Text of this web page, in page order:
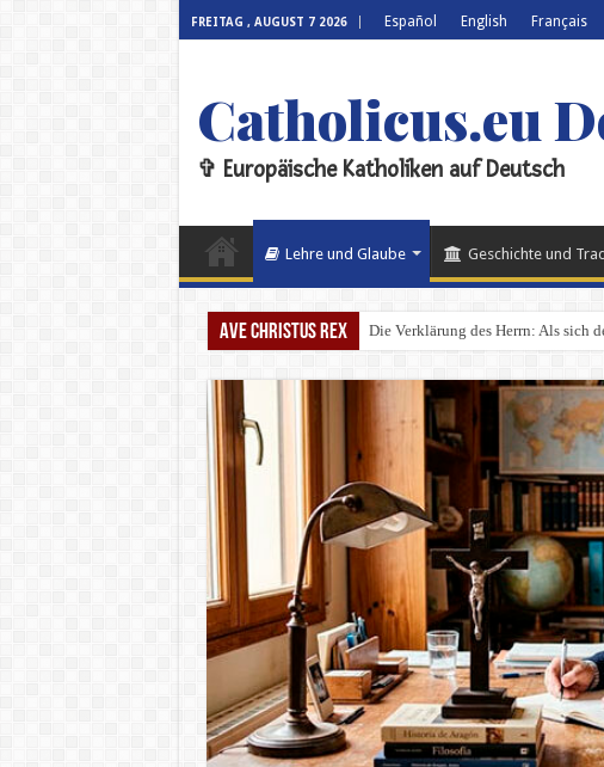
FREITAG , AUGUST 7 2026 Español English Français
Catholicus.eu
✞ Europäische Katholiken auf Deutsch
Lehre und Glaube Geschichte und
Ave Christus Rex Die Verklärung des Herrn: Als sich